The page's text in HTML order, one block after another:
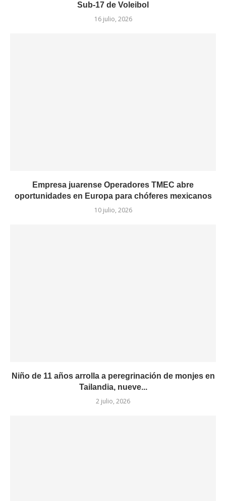
Sub-17 de Voleibol
16 julio, 2026
Empresa juarense Operadores TMEC abre
oportunidades en Europa para chóferes mexicanos
10 julio, 2026
Niño de 11 años arrolla a peregrinación de monjes en
Tailandia, nueve...
2 julio, 2026